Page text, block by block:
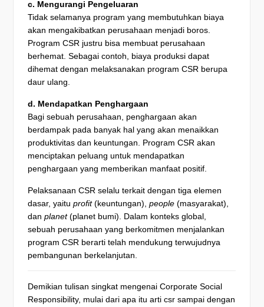
c. Mengurangi Pengeluaran
Tidak selamanya program yang membutuhkan biaya
akan mengakibatkan perusahaan menjadi boros.
Program CSR justru bisa membuat perusahaan
berhemat. Sebagai contoh, biaya produksi dapat
dihemat dengan melaksanakan program CSR berupa
daur ulang.
d. Mendapatkan Penghargaan
Bagi sebuah perusahaan, penghargaan akan
berdampak pada banyak hal yang akan menaikkan
produktivitas dan keuntungan. Program CSR akan
menciptakan peluang untuk mendapatkan
penghargaan yang memberikan manfaat positif.
Pelaksanaan CSR selalu terkait dengan tiga elemen
dasar, yaitu profit(keuntungan), people(masyarakat),
dan planet(planet bumi). Dalam konteks global,
sebuah perusahaan yang berkomitmen menjalankan
program CSR berarti telah mendukung terwujudnya
pembangunan berkelanjutan.
Demikian tulisan singkat mengenai Corporate Social
Responsibility, mulai dari apa itu arti csr sampai dengan